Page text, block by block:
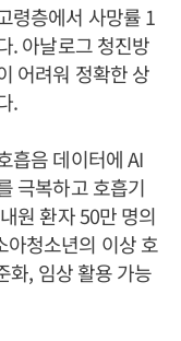
령층에서 사망률 1
. 아날로그 청진방
어려워 정확한 상
.
흡음 데이터에 AI
극복하고 호흡기
원 환자 50만 명의
아청소년의 이상 호
화, 임상 활용 가능